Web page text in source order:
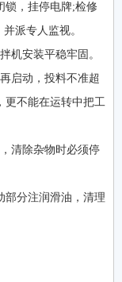
锁，挂停电牌;检修
派专人监视。
机安装平稳牢固。
启动，投料不准超
更不能在运转中把工
清除杂物时必须停
部分注润滑油，清理